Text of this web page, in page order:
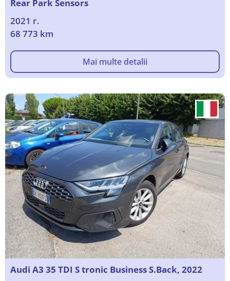
Rear Park Sensors
2021 г.
68 773 km
Mai multe detalii
Audi A3 35 TDI S tronic Business S.Back, 2022